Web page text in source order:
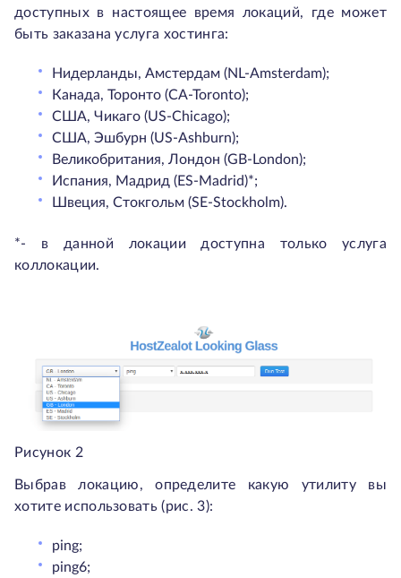
доступных в настоящее время локаций, где может
быть заказана услуга хостинга:
Нидерланды, Амстердам (NL-Amsterdam);
Канада, Торонто (CA-Toronto);
США, Чикаго (US-Chicago);
США, Эшбурн (US-Ashburn);
Великобритания, Лондон (GB-London);
Испания, Мадрид (ES-Madrid)*;
Швеция, Стокгольм (SE-Stockholm).
*- в данной локации доступна только услуга
коллокации.
Рисунок 2
Выбрав локацию, определите какую утилиту вы
хотите использовать (рис. 3):
ping;
ping6;